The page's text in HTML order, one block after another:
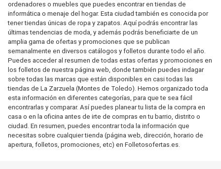
ordenadores o muebles que puedes encontrar en tiendas de
informática o menaje del hogar. Esta ciudad también es conocida por
tener tiendas únicas de ropa y zapatos. Aquí podrás encontrar las
últimas tendencias de moda, y además podrás beneficiarte de un
amplia gama de ofertas y promociones que se publican
semanalmente en diversos catálogos y folletos durante todo el año.
Puedes acceder al resumen de todas estas ofertas y promociones en
los folletos de nuestra página web, donde también puedes indagar
sobre todas las marcas que están disponibles en casi todas las
tiendas de La Zarzuela (Montes de Toledo). Hemos organizado toda
esta información en diferentes categorías, para que te sea fácil
encontrarlas y comparar. Así puedes planear tu lista de la compra en
casa o en la oficina antes de irte de compras en tu barrio, distrito o
ciudad. En resumen, puedes encontrar toda la información que
necesitas sobre cualquier tienda (página web, dirección, horario de
apertura, folletos, promociones, etc) en Folletosofertas.es.